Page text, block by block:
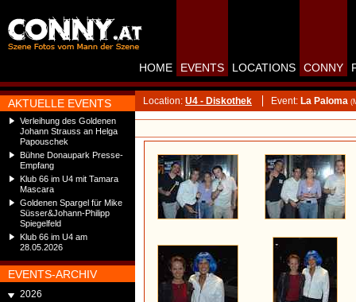
AKTUELLE EVENTS
Verleihung des Goldenen
Johann Strauss an Helga
Papouschek
Bühne Donaupark Presse-
Empfang
Klub 66 im U4 mit Tamara
Mascara
Goldenen Spargel für Mike
Süsser&Johann-Philipp
Spiegelfeld
Klub 66 im U4 am
28.05.2026
EVENTS-ARCHIV
2026
HOME EVENTS LOCATIONS CONNY
Location: U4 - Diskothek Event: La Paloma